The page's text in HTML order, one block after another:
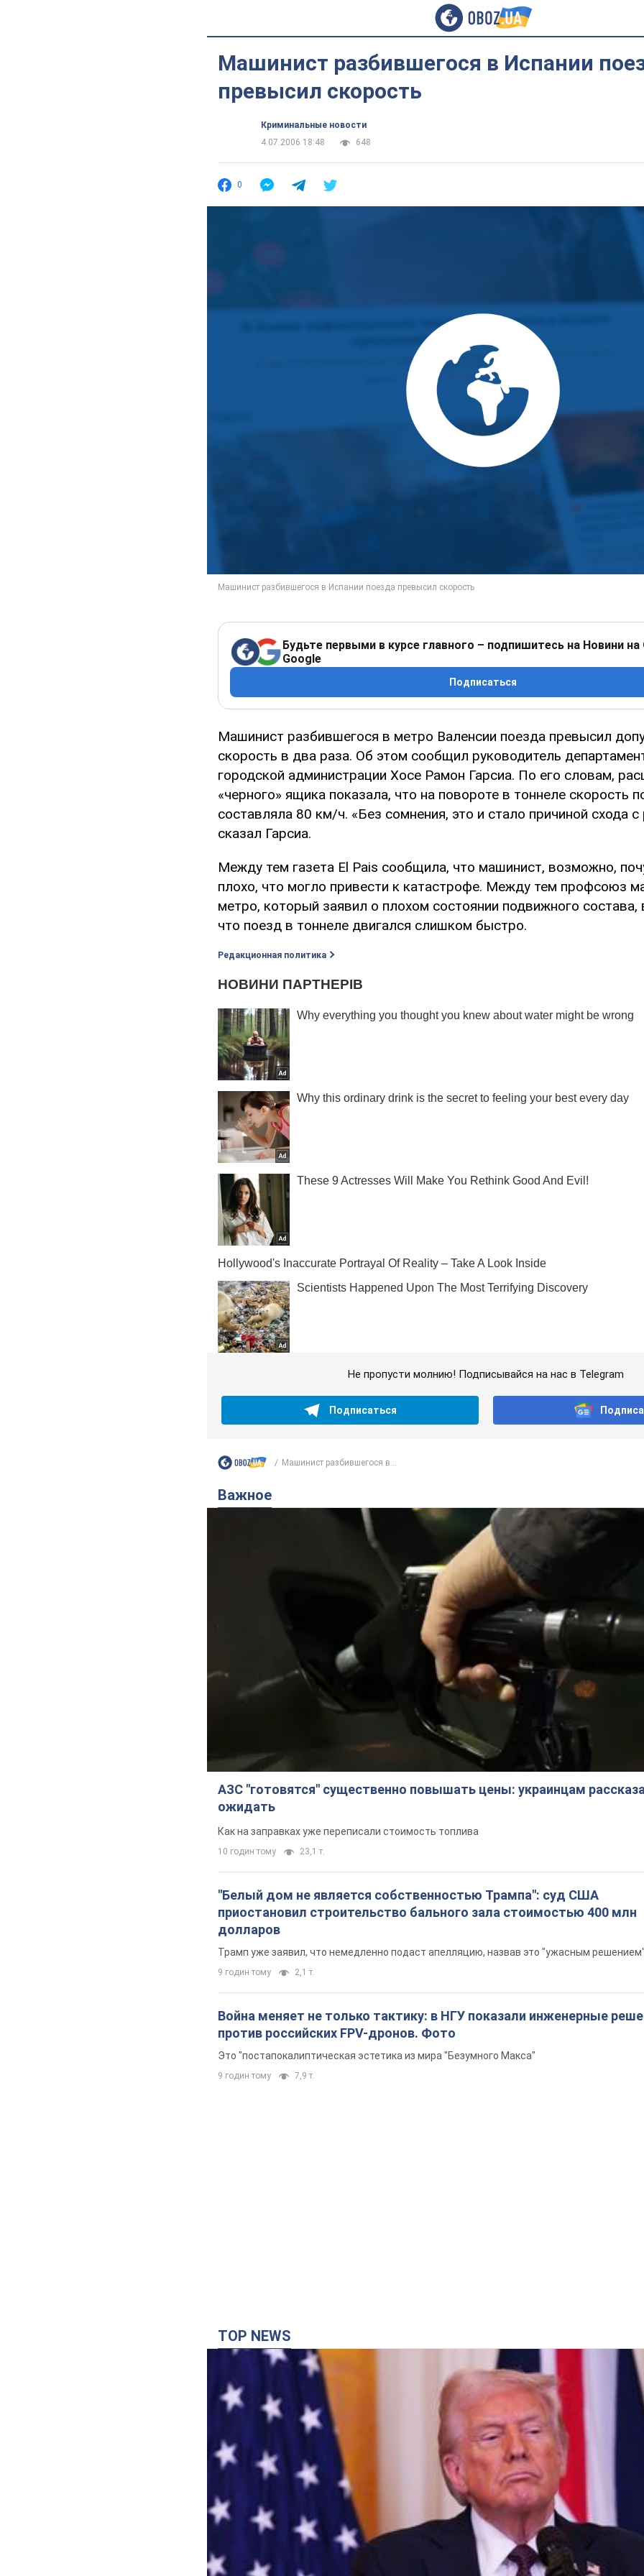
Машинист разбившегося в Испании
превысил скорость
Криминальные новости
4.07.2006 18:48
648
0
Будьте первыми в курсе главного – подпишитесь на Новини на
Google
Подписаться
Машинист разбившегося в метро Валенсии поезда превысил
скорость в два раза. Об этом сообщил руководитель
городской администрации Хосе Рамон Гарсиа. По его словам,
«черного» ящика показала, что на повороте в тоннеле скорость
составляла 80 км/ч. «Без сомнения, это и стало причиной схода с
сказал Гарсиа.
Между тем газета El Pais сообщила, что машинист, возможно,
плохо, что могло привести к катастрофе. Между тем профсоюз
метро, который заявил о плохом состоянии подвижного состава,
что поезд в тоннеле двигался слишком быстро.
Редакционная политика
Не пропусти молнию! Подписывайся на нас в Telegram
Подписаться
Машинист разбившегося в...
Важное
АЗС "готовятся" существенно повышать цены: украинцам
ожидать
Как на заправках уже переписали стоимость топлива
10 годин тому 23,1 т.
"Белый дом не является собственностью Трампа": суд США
приостановил строительство бального зала стоимостью 400 млн
долларов
Трамп уже заявил, что немедленно подаст апелляцию, назвав это "ужасным
9 годин тому 2,1 т.
Война меняет не только тактику: в НГУ показали инженерные
против российских FPV-дронов. Фото
Это "постапокалиптическая эстетика из мира "Безумного Макса"
9 годин тому 7,9 т.
TOP NEWS